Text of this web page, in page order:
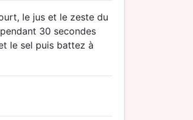
le jus et le zeste du
30 secondes
le sel puis battez à